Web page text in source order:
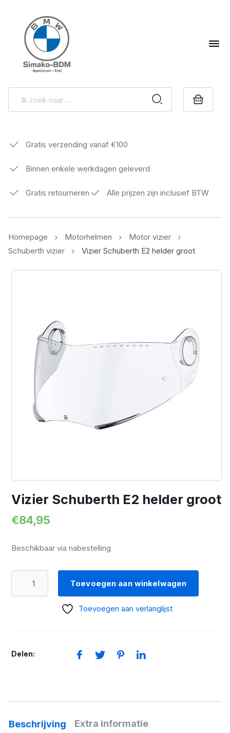
Gratis verzending vanaf €100
Binnen enkele werkdagen geleverd
Gratis retourneren Alle prijzen zijn inclusief BTW
Homepage Motorhelmen
Motor vizier
Schuberth vizier
Vizier Schuberth E2 helder groot
Vizier Schuberth E2 helder groot
€84,95
Beschikbaar via nabestelling
Toevoegen aan winkelwagen
Toevoegen aan verlanglijst
Delen:
Beschrijving
Extra informatie